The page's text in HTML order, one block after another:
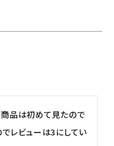
商品は初めて見たので
レビューは3にしてい